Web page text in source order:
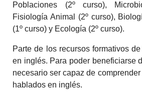
Poblaciones (2º curso),
Fisiología Animal (2º curso),
(1º curso) y Ecología (2º curso).
Parte de los recursos formativos
en inglés. Para poder beneficiarse
necesario ser capaz de
hablados en inglés.